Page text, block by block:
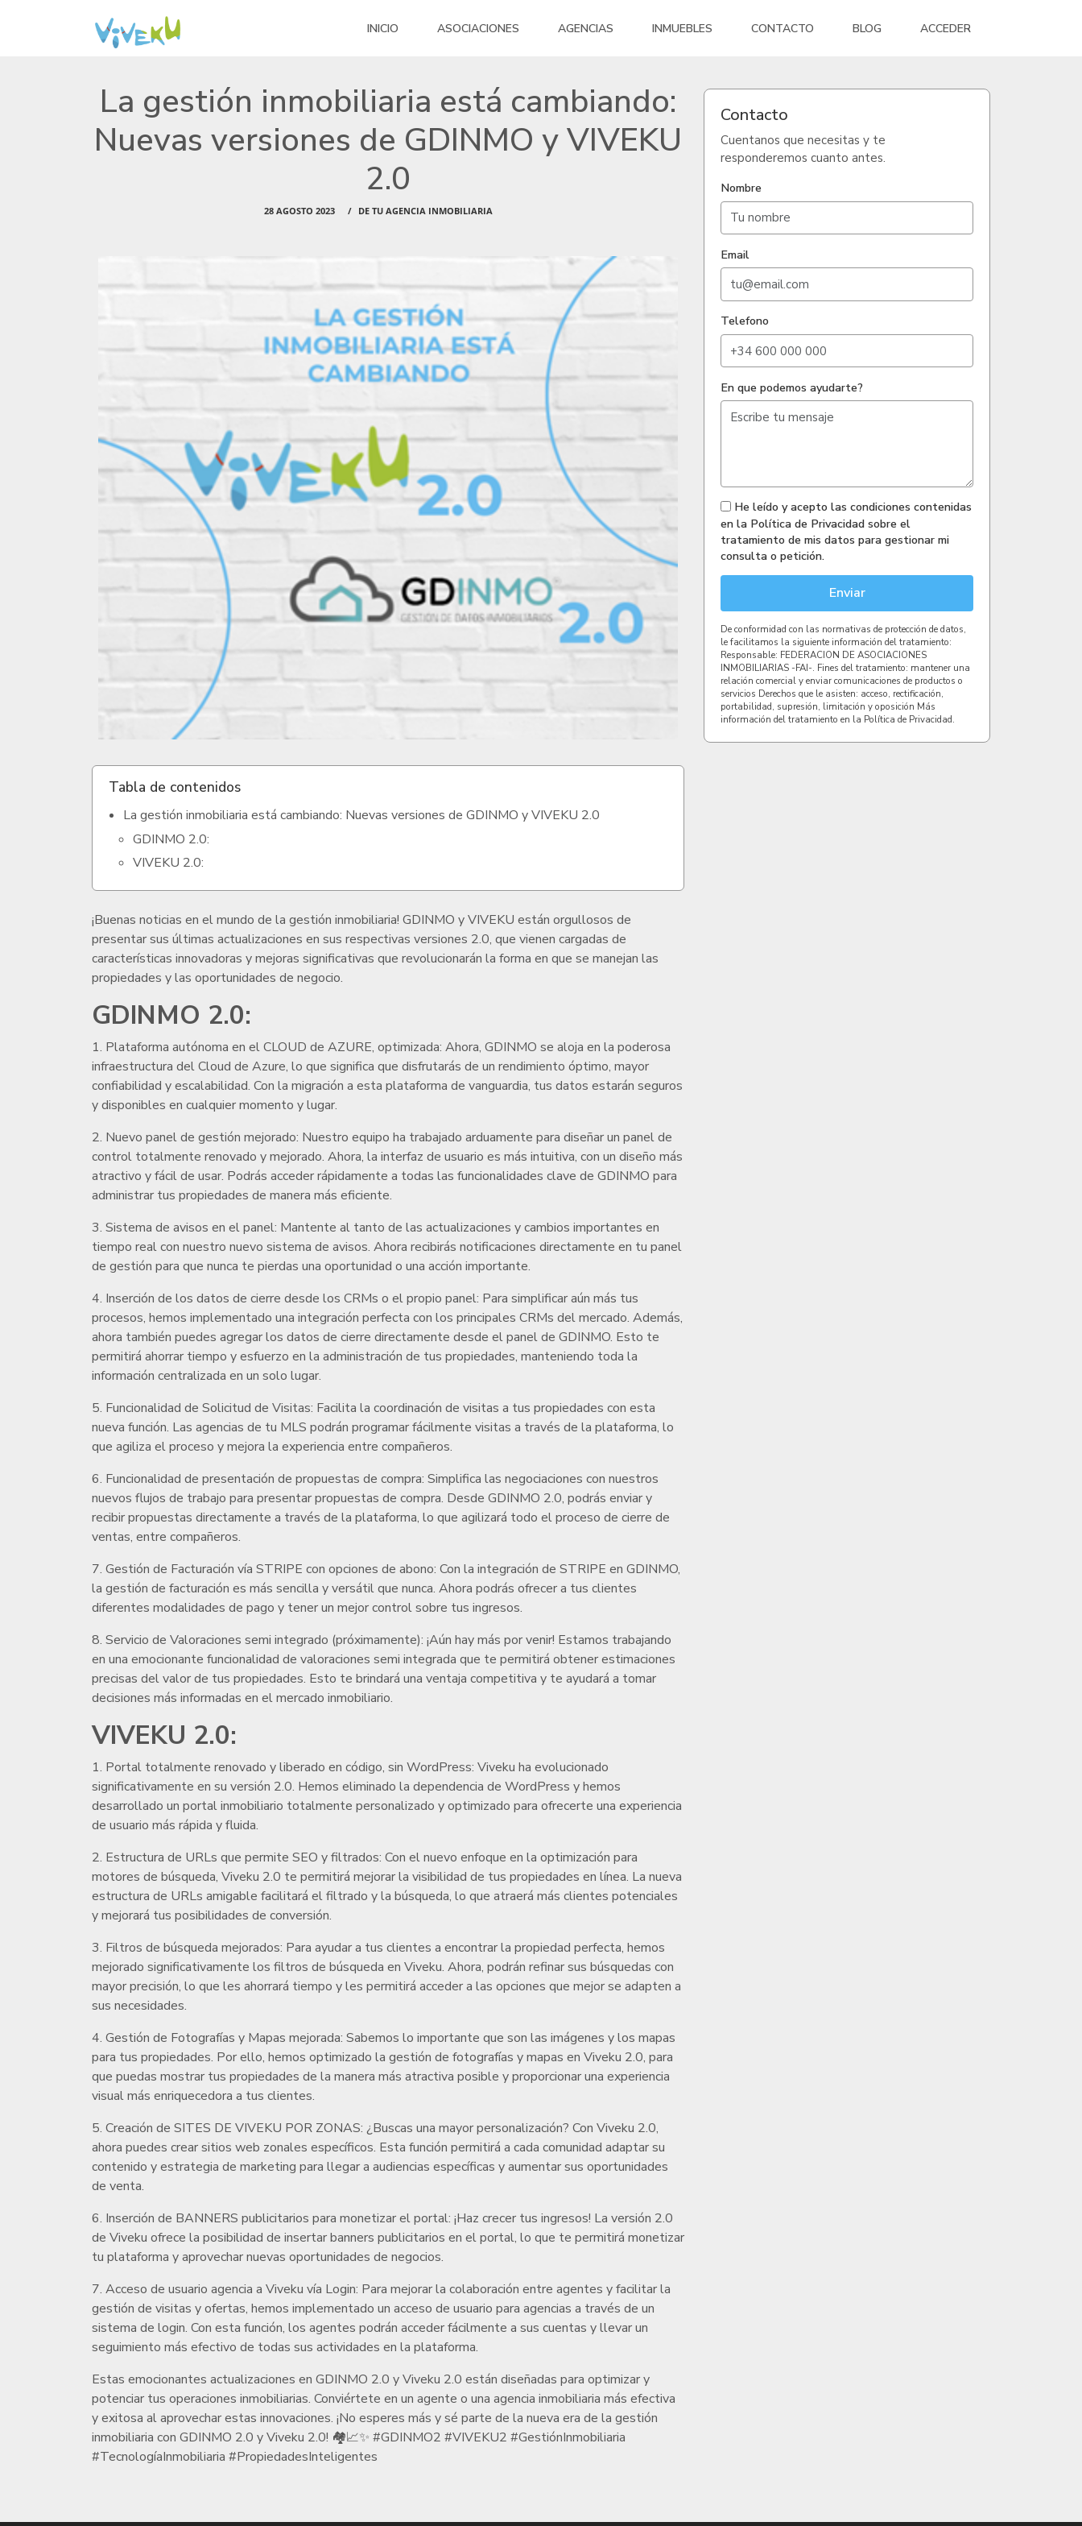
INICIO ASOCIACIONES AGENCIAS INMUEBLES CONTACTO BLOG ACCEDER
La gestión inmobiliaria está cambiando:
Nuevas versiones de GDINMO y VIVEKU
2.0
28 AGOSTO 2023 DE TU AGENCIA INMOBILIARIA
Tabla de contenidos
La gestión inmobiliaria está cambiando: Nuevas versiones de GDINMO y VIVEKU 2.0
GDINMO 2.0:
VIVEKU 2.0:
¡Buenas noticias en el mundo de la gestión inmobiliaria! GDINMO y VIVEKU están orgullosos de
presentar sus últimas actualizaciones en sus respectivas versiones 2.0, que vienen cargadas de
características innovadoras y mejoras significativas que revolucionarán la forma en que se manejan las
propiedades y las oportunidades de negocio.
GDINMO 2.0:
1. Plataforma autónoma en el CLOUD de AZURE, optimizada: Ahora, GDINMO se aloja en la poderosa
infraestructura del Cloud de Azure, lo que significa que disfrutarás de un rendimiento óptimo, mayor
confiabilidad y escalabilidad. Con la migración a esta plataforma de vanguardia, tus datos estarán seguros
y disponibles en cualquier momento y lugar.
2. Nuevo panel de gestión mejorado: Nuestro equipo ha trabajado arduamente para diseñar un panel de
control totalmente renovado y mejorado. Ahora, la interfaz de usuario es más intuitiva, con un diseño más
atractivo y fácil de usar. Podrás acceder rápidamente a todas las funcionalidades clave de GDINMO para
administrar tus propiedades de manera más eficiente.
3. Sistema de avisos en el panel: Mantente al tanto de las actualizaciones y cambios importantes en
tiempo real con nuestro nuevo sistema de avisos. Ahora recibirás notificaciones directamente en tu panel
de gestión para que nunca te pierdas una oportunidad o una acción importante.
4. Inserción de los datos de cierre desde los CRMs o el propio panel: Para simplificar aún más tus
procesos, hemos implementado una integración perfecta con los principales CRMs del mercado. Además,
ahora también puedes agregar los datos de cierre directamente desde el panel de GDINMO. Esto te
permitirá ahorrar tiempo y esfuerzo en la administración de tus propiedades, manteniendo toda la
información centralizada en un solo lugar.
5. Funcionalidad de Solicitud de Visitas: Facilita la coordinación de visitas a tus propiedades con esta
nueva función. Las agencias de tu MLS podrán programar fácilmente visitas a través de la plataforma, lo
que agiliza el proceso y mejora la experiencia entre compañeros.
6. Funcionalidad de presentación de propuestas de compra: Simplifica las negociaciones con nuestros
nuevos flujos de trabajo para presentar propuestas de compra. Desde GDINMO 2.0, podrás enviar y
recibir propuestas directamente a través de la plataforma, lo que agilizará todo el proceso de cierre de
ventas, entre compañeros.
7. Gestión de Facturación vía STRIPE con opciones de abono: Con la integración de STRIPE en GDINMO,
la gestión de facturación es más sencilla y versátil que nunca. Ahora podrás ofrecer a tus clientes
diferentes modalidades de pago y tener un mejor control sobre tus ingresos.
8. Servicio de Valoraciones semi integrado (próximamente): ¡Aún hay más por venir! Estamos trabajando
en una emocionante funcionalidad de valoraciones semi integrada que te permitirá obtener estimaciones
precisas del valor de tus propiedades. Esto te brindará una ventaja competitiva y te ayudará a tomar
decisiones más informadas en el mercado inmobiliario.
VIVEKU 2.0:
1. Portal totalmente renovado y liberado en código, sin WordPress: Viveku ha evolucionado
significativamente en su versión 2.0. Hemos eliminado la dependencia de WordPress y hemos
desarrollado un portal inmobiliario totalmente personalizado y optimizado para ofrecerte una experiencia
de usuario más rápida y fluida.
2. Estructura de URLs que permite SEO y filtrados: Con el nuevo enfoque en la optimización para
motores de búsqueda, Viveku 2.0 te permitirá mejorar la visibilidad de tus propiedades en línea. La nueva
estructura de URLs amigable facilitará el filtrado y la búsqueda, lo que atraerá más clientes potenciales
y mejorará tus posibilidades de conversión.
3. Filtros de búsqueda mejorados: Para ayudar a tus clientes a encontrar la propiedad perfecta, hemos
mejorado significativamente los filtros de búsqueda en Viveku. Ahora, podrán refinar sus búsquedas con
mayor precisión, lo que les ahorrará tiempo y les permitirá acceder a las opciones que mejor se adapten a
sus necesidades.
4. Gestión de Fotografías y Mapas mejorada: Sabemos lo importante que son las imágenes y los mapas
para tus propiedades. Por ello, hemos optimizado la gestión de fotografías y mapas en Viveku 2.0, para
que puedas mostrar tus propiedades de la manera más atractiva posible y proporcionar una experiencia
visual más enriquecedora a tus clientes.
5. Creación de SITES DE VIVEKU POR ZONAS: ¿Buscas una mayor personalización? Con Viveku 2.0,
ahora puedes crear sitios web zonales específicos. Esta función permitirá a cada comunidad adaptar su
contenido y estrategia de marketing para llegar a audiencias específicas y aumentar sus oportunidades
de venta.
6. Inserción de BANNERS publicitarios para monetizar el portal: ¡Haz crecer tus ingresos! La versión 2.0
de Viveku ofrece la posibilidad de insertar banners publicitarios en el portal, lo que te permitirá monetizar
tu plataforma y aprovechar nuevas oportunidades de negocios.
7. Acceso de usuario agencia a Viveku vía Login: Para mejorar la colaboración entre agentes y facilitar la
gestión de visitas y ofertas, hemos implementado un acceso de usuario para agencias a través de un
sistema de login. Con esta función, los agentes podrán acceder fácilmente a sus cuentas y llevar un
seguimiento más efectivo de todas sus actividades en la plataforma.
Estas emocionantes actualizaciones en GDINMO 2.0 y Viveku 2.0 están diseñadas para optimizar y
potenciar tus operaciones inmobiliarias. Conviértete en un agente o una agencia inmobiliaria más efectiva
y exitosa al aprovechar estas innovaciones. ¡No esperes más y sé parte de la nueva era de la gestión
inmobiliaria con GDINMO 2.0 y Viveku 2.0! 🏘📈✨ #GDINMO2 #VIVEKU2 #GestiónInmobiliaria
#TecnologíaInmobiliaria #PropiedadesInteligentes
Contacto
Cuentanos que necesitas y te
responderemos cuanto antes.
Nombre
Email
Telefono
En que podemos ayudarte?
He leído y acepto las condiciones contenidas
en la Política de Privacidad sobre el
tratamiento de mis datos para gestionar mi
consulta o petición.
Enviar
De conformidad con las normativas de protección de datos,
le facilitamos la siguiente información del tratamiento:
Responsable: FEDERACION DE ASOCIACIONES
INMOBILIARIAS -FAI-. Fines del tratamiento: mantener una
relación comercial y enviar comunicaciones de productos o
servicios Derechos que le asisten: acceso, rectificación,
portabilidad, supresión, limitación y oposición Más
información del tratamiento en la Política de Privacidad.